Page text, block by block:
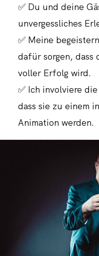
✅ Du und deine
unvergessliches
✅ Meine
dafür sorgen, dass
voller Erfolg wird.
✅ Ich involviere
dass sie zu einem
Animation werden.